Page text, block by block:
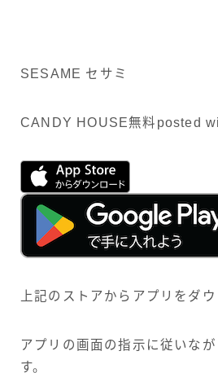
SESAME セサミ
CANDY HOUSE無料 posted
上記のストアからアプリをダウ
アプリの画面の指示に従いな
す。